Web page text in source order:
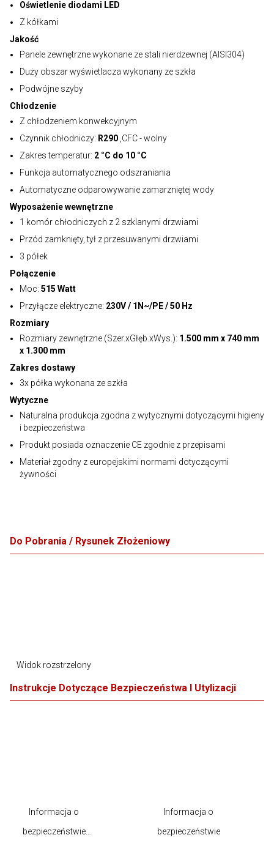
Oświetlenie diodami LED
Z kółkami
Jakość
Panele zewnętrzne wykonane ze stali nierdzewnej (AISI304)
Duży obszar wyświetlacza wykonany ze szkła
Podwójne szyby
Chłodzenie
Z chłodzeniem konwekcyjnym
Czynnik chłodniczy: R290 ,CFC - wolny
Zakres temperatur: 2 °C do 10 °C
Funkcja automatycznego odszraniania
Automatyczne odparowywanie zamarzniętej wody
Wyposażenie wewnętrzne
1 komór chłodniczych z 2 szklanymi drzwiami
Przód zamknięty, tył z przesuwanymi drzwiami
3 półek
Połączenie
Moc: 515 Watt
Przyłącze elektryczne: 230V / 1N~/PE / 50 Hz
Rozmiary
Rozmiary zewnętrzne (Szer.xGłęb.xWys.): 1.500 mm x 740 mm
x 1.300 mm
Zakres dostawy
3x półka wykonana ze szkła
Wytyczne
Naturalna produkcja zgodna z wytycznymi dotyczącymi higieny
i bezpieczeństwa
Produkt posiada oznaczenie CE zgodnie z przepisami
Materiał zgodny z europejskimi normami dotyczącymi
żywności
Do Pobrania / Rysunek Złożeniowy
Widok rozstrzelony
Instrukcje Dotyczące Bezpieczeństwa I Utylizacji
Informacja o
bezpieczeństwie
Informacja o
bezpieczeństwie